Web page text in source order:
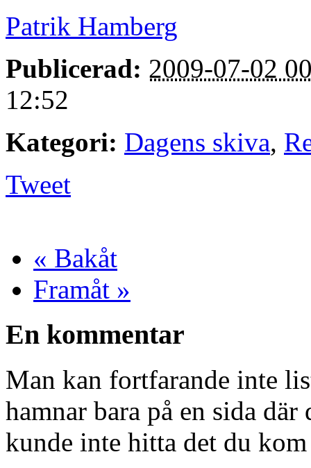
Patrik Hamberg
Publicerad: 2009-07-02
12:52
Kategori: Dagens skiva,
Tweet
« Bakåt
Framåt »
En kommentar
Man kan fortfarande inte
hamnar bara på en sida
kunde inte hitta det du